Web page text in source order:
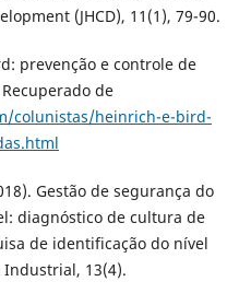
(JHCD), 11(1), 79-90.
prevenção e controle de
de
colunistas/heinrich-e-bird-
Gestão de segurança do
diagnóstico de cultura de
de identificação do nível
Industrial, 13(4).